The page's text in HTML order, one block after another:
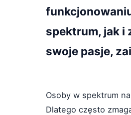
spektrum, jak i
swoje pasje,
Osoby w spektrum
Dlatego często